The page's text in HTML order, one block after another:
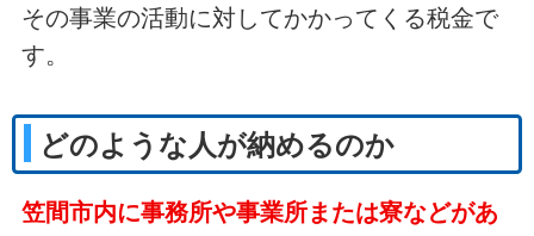
その事業の活動に対してかかってくる税金で
す。
どのような人が納めるのか
笠間市内に事務所や事業所または寮などがあ